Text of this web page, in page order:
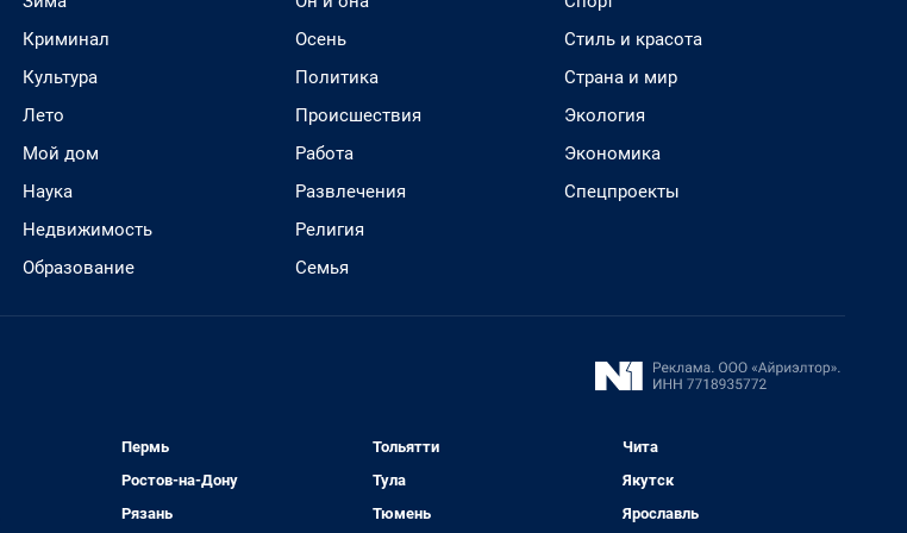
Криминал
Культура
Лето
Мой дом
Наука
Недвижимость
Образование
Осень
Политика
Происшествия
Работа
Развлечения
Религия
Семья
Стиль и красота
Страна и мир
Экология
Экономика
Спецпроекты
Пермь
Ростов-на-Дону
Рязань
Тольятти
Тула
Тюмень
Чита
Якутск
Ярославль